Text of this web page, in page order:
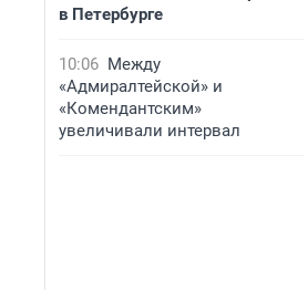
в Петербурге
10:06 Между
«Адмиралтейской» и
«Комендантским»
увеличивали интервал